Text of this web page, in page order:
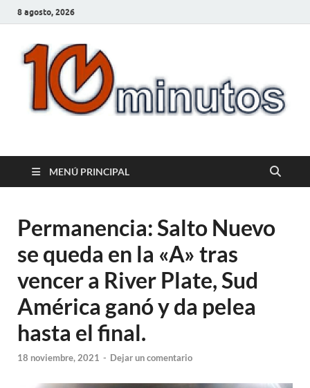
8 agosto, 2026
10minutos.com.uy
MENÚ PRINCIPAL
Permanencia: Salto Nuevo
se queda en la «A» tras
vencer a River Plate, Sud
América ganó y da pelea
hasta el final.
18 noviembre, 2021 - Dejar un comentario